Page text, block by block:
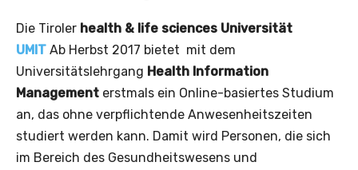
Die Tiroler health & life sciences Universität
UMIT Ab Herbst 2017 bietet mit dem
Universitätslehrgang Health Information
Management erstmals ein Online-basiertes Studium
an, das ohne verpflichtende Anwesenheitszeiten
studiert werden kann. Damit wird Personen, die sich
im Bereich des Gesundheitswesens und